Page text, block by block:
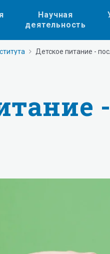
Научная
деятельность
Детское питание -